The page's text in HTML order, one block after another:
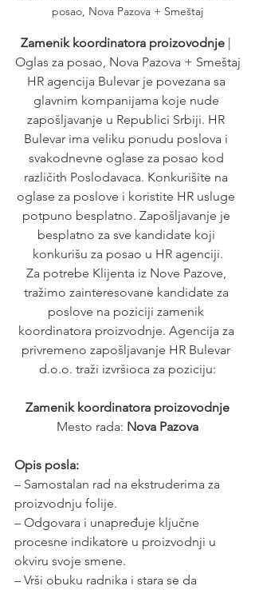
posao, Nova Pazova + Smeštaj
Zamenik koordinatora proizovodnje |
Oglas za posao, Nova Pazova + Smeštaj
HR agencija Bulevar je povezana sa
glavnim kompanijama koje nude
zapošljavanje u Republici Srbiji. HR
Bulevar ima veliku ponudu poslova i
svakodnevne oglase za posao kod
različith Poslodavaca. Konkurišite na
oglase za poslove i koristite HR usluge
potpuno besplatno. Zapošljavanje je
besplatno za sve kandidate koji
konkurišu za posao u HR agenciji.
Za potrebe Klijenta iz Nove Pazove,
tražimo zainteresovane kandidate za
poslove na poziciji zamenik
koordinatora proizvodnje. Agencija za
privremeno zapošljavanje HR Bulevar
d.o.o. traži izvršioca za poziciju:
Zamenik koordinatora proizovodnje
Mesto rada: Nova Pazova
Opis posla:
– Samostalan rad na ekstruderima za
proizvodnju folije.
– Odgovara i unapređuje ključne
procesne indikatore u proizvodnji u
okviru svoje smene.
– Vrši obuku radnika i stara se da